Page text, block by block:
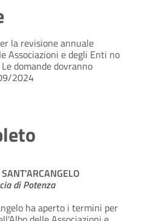
la revisione annuale
Associazioni e degli Enti no
domande dovranno
2024
di Potenza
ha aperto i termini per